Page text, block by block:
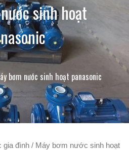
sinh hoạt
bơm nước sinh hoạt panasonic
gia đình / Máy bơm nước sinh hoạt